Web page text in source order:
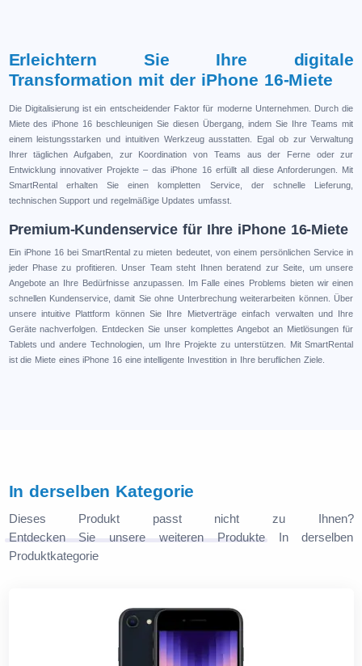
Erleichtern Sie Ihre digitale
Transformation mit der iPhone 16-Miete
Die Digitalisierung ist ein entscheidender Faktor für moderne Unternehmen. Durch die
Miete des iPhone 16 beschleunigen Sie diesen Übergang, indem Sie Ihre Teams mit
einem leistungsstarken und intuitiven Werkzeug ausstatten. Egal ob zur Verwaltung
Ihrer täglichen Aufgaben, zur Koordination von Teams aus der Ferne oder zur
Entwicklung innovativer Projekte – das iPhone 16 erfüllt all diese Anforderungen. Mit
SmartRental erhalten Sie einen kompletten Service, der schnelle Lieferung,
technischen Support und regelmäßige Updates umfasst.
Premium-Kundenservice für Ihre iPhone 16-Miete
Ein iPhone 16 bei SmartRental zu mieten bedeutet, von einem persönlichen Service in
jeder Phase zu profitieren. Unser Team steht Ihnen beratend zur Seite, um unsere
Angebote an Ihre Bedürfnisse anzupassen. Im Falle eines Problems bieten wir einen
schnellen Kundenservice, damit Sie ohne Unterbrechung weiterarbeiten können. Über
unsere intuitive Plattform können Sie Ihre Mietverträge einfach verwalten und Ihre
Geräte nachverfolgen. Entdecken Sie unser komplettes Angebot an Mietlösungen für
Tablets und andere Technologien, um Ihre Projekte zu unterstützen. Mit SmartRental
ist die Miete eines iPhone 16 eine intelligente Investition in Ihre beruflichen Ziele.
In derselben Kategorie
Dieses Produkt passt nicht zu Ihnen?
Entdecken Sie unsere weiteren ProdukteIn derselben
Produktkategorie